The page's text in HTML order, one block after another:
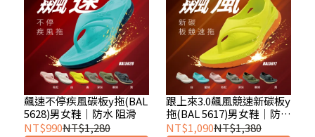
飆速不停疾風碳板y拖(BAL
5628)男女鞋｜防水 阻滑
NT$990NT$1,280
跟上來3.0飆風競速新碳板y
拖(BAL 5617)男女鞋｜防水
阻滑
NT$1,090NT$1,380